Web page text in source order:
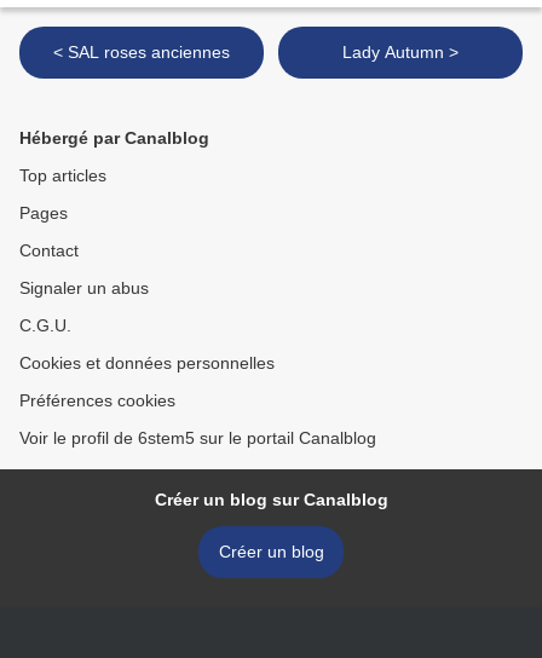
< SAL roses anciennes Lady Autumn >
Hébergé par Canalblog
Top articles
Pages
Contact
Signaler un abus
C.G.U.
Cookies et données personnelles
Préférences cookies
Voir le profil de 6stem5 sur le portail Canalblog
Créer un blog sur Canalblog
Créer un blog